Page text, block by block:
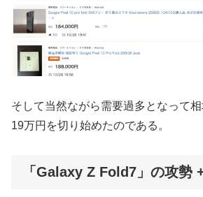
そして当然ながら需要過多となって
19万円を切り始めたのである。
「Galaxy Z Fold7」の攻勢